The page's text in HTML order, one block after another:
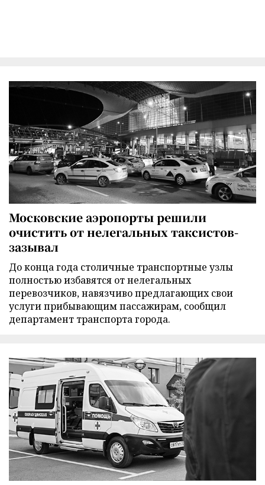
Московские аэропорты решили
очистить от нелегальных таксистов-
зазывал
До конца года столичные транспортные узлы
полностью избавятся от нелегальных
перевозчиков, навязчиво предлагающих свои
услуги прибывающим пассажирам, сообщил
департамент транспорта города.